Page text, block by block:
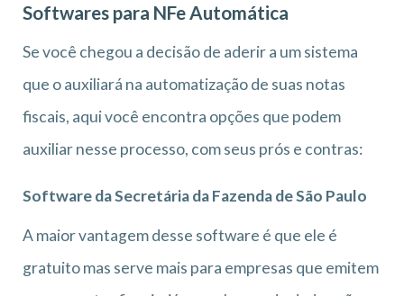
Softwares para NFe Automática
Se você chegou a decisão de aderir a um sistema
que o auxiliará na automatização de suas notas
fiscais, aqui você encontra opções que podem
auxiliar nesse processo, com seus prós e contras:
Software da Secretária da Fazenda de São Paulo
A maior vantagem desse software é que ele é
gratuito mas serve mais para empresas que emitem